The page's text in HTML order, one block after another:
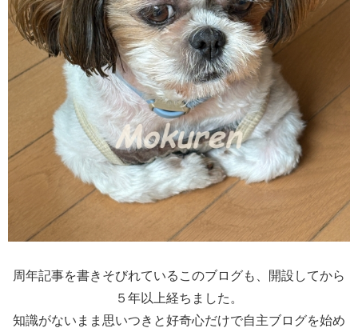
周年記事を書きそびれているこのブログも、開設してから
５年以上経ちました。
知識がないまま思いつきと好奇心だけで自主ブログを始め